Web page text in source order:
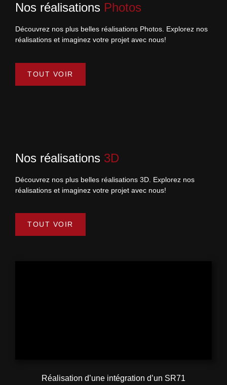
Nos réalisations Photos
Découvrez nos plus belles réalisations Photos. Explorez nos
réalisations et imaginez votre projet avec nous!
TOUT VOIR
Nos réalisations 3D
Découvrez nos plus belles réalisations 3D. Explorez nos
réalisations et imaginez votre projet avec nous!
TOUT VOIR
Réalisation d’une intégration d’un SR71